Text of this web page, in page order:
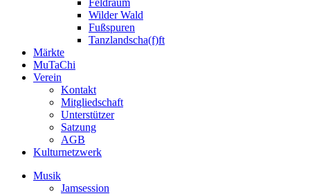
Feldraum
Wilder Wald
Fußspuren
Tanzlandscha(f)ft
Märkte
MuTaChi
Verein
Kontakt
Mitgliedschaft
Unterstützer
Satzung
AGB
Kulturnetzwerk
Musik
Jamsession